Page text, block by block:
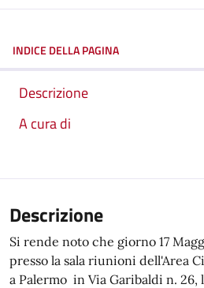
INDICE DELLA PAGINA
Descrizione
A cura di
Descrizione
Si rende noto che giorno 17
presso la sala riunioni dell'Area
a Palermo in Via Garibaldi n. 26,